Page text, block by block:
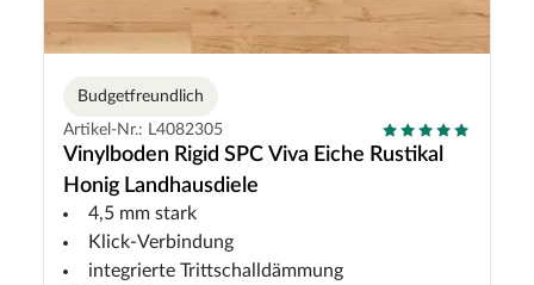
Budgetfreundlich
Artikel-Nr.: L4082305
Vinylboden Rigid SPC Viva Eiche Rustikal
Honig Landhausdiele
4,5 mm stark
Klick-Verbindung
integrierte Trittschalldämmung